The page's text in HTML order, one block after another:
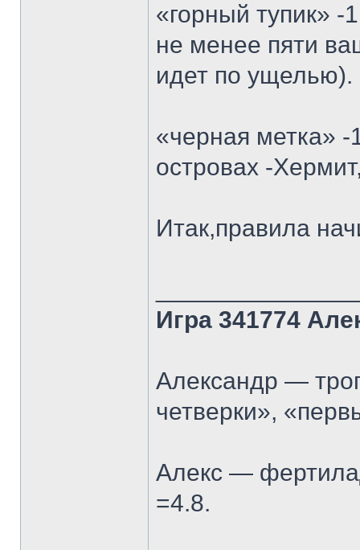
«горный тупик»
не менее пяти
идет по ущелью).
«черная метка»
островах -
Итак,правила
Игра 341774
Александр —
четверки»,
Алекс —
=4.8.